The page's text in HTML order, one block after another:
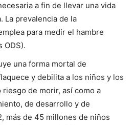
a fin de llevar una vida
La prevalencia de la
para medir el hambre
ODS).
una forma mortal de
y debilita a los niños y los
de morir, así como a
de desarrollo y de
más de 45 millones de niños